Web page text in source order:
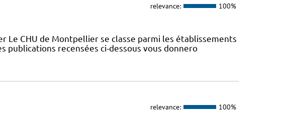
relevance: 100%
Le CHU de Montpellier se classe parmi les établissements
publications recensées ci-dessous vous donnero
relevance: 100%